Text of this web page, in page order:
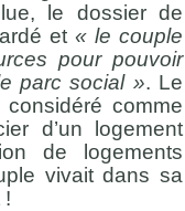
le dossier de
et « le couple
pour pouvoir
parc social ». Le
comme
d’un logement
de logements
vivait dans sa
!